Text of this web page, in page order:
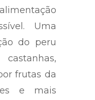
Uma
do peru
frutas da
e mais